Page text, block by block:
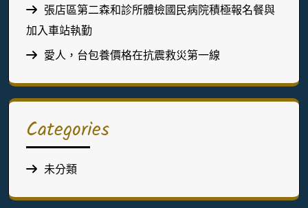
張店區第二森和診所體檢國民病院積極報名餐與
加入車站執勤
愛人，台包養價格在抗震救災第一線
Categories
未分類